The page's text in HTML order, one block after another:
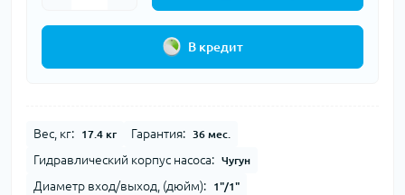
В кредит
Вес, кг: 17.4 кг Гарантия: 36 мес.
Гидравлический корпус насоса: Чугун
Диаметр вход/выход, (дюйм): 1"/1"